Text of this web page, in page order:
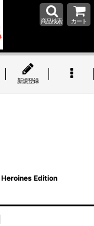
商品検索 カート
新規登録
Heroines Edition